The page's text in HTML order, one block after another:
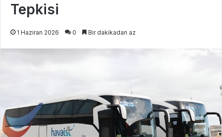
Tepkisi
1 Haziran 2026 0 Bir dakikadan az